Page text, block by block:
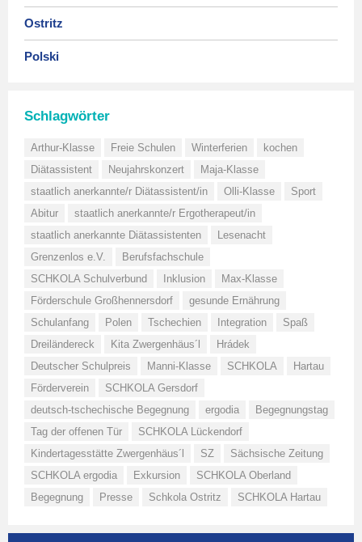
Ostritz
Polski
Schlagwörter
Arthur-Klasse Freie Schulen Winterferien
kochen
Diätassistent
Neujahrskonzert
Maja-Klasse
staatlich anerkannte/r Diätassistent/in
Olli-Klasse
Sport
Abitur
staatlich anerkannte/r Ergotherapeut/in
staatlich anerkannte Diätassistenten
Lesenacht
Grenzenlos e.V.
Berufsfachschule
SCHKOLA Schulverbund
Inklusion
Max-Klasse
Förderschule Großhennersdorf
gesunde Ernährung
Schulanfang
Polen Tschechien Integration
Spaß
Dreiländereck
Kita Zwergenhäus´l
Hrádek
Deutscher Schulpreis
Manni-Klasse SCHKOLA
Hartau
Förderverein
SCHKOLA Gersdorf
deutsch-tschechische Begegnung
ergodia
Begegnungstag
Tag der offenen Tür
SCHKOLA Lückendorf
Kindertagesstätte Zwergenhäus´l
SZ
Sächsische Zeitung
SCHKOLA ergodia
Exkursion
SCHKOLA Oberland
Begegnung
Presse Schkola Ostritz SCHKOLA Hartau